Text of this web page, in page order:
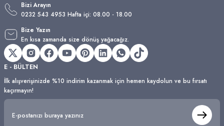
Bizi Arayın
0232 543 4953 Hafta içi: 08.00 - 18.00
Bize Yazın
En kısa zamanda size dönüş yağacağız.
E - BÜLTEN
İlk alışverişinizde %10 indirim kazanmak için hemen kaydolun ve bu fırsatı
kaçırmayın!